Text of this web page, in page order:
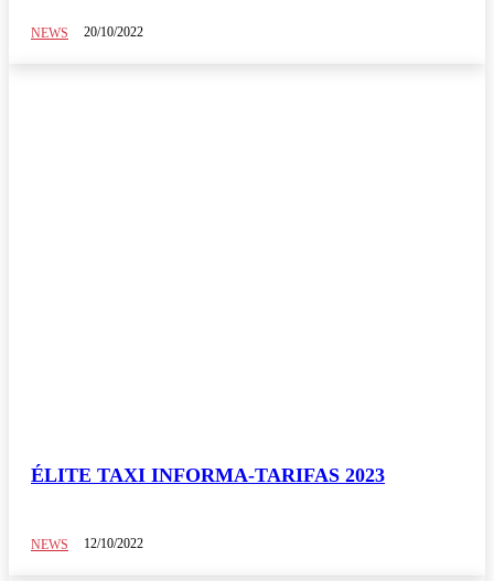
NEWS 20/10/2022
ÉLITE TAXI INFORMA-TARIFAS 2023
NEWS 12/10/2022